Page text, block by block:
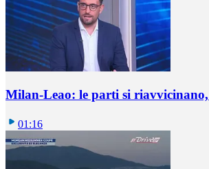
Milan-Leao: le parti si
01:16